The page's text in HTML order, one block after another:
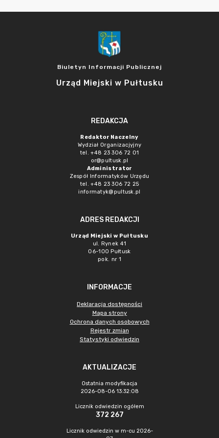
Biuletyn Informacji Publicznej
Urząd Miejski w Pułtusku
REDAKCJA
Redaktor Naczelny
Wydział Organizacjyjny
tel. +48 23 306 72 01
or@pultusk.pl
Administrator
Zespół Informatyków Urzędu
tel. +48 23 306 72 25
informatyk@pultusk.pl
ADRES REDAKCJI
Urząd Miejski w Pułtusku
ul. Rynek 41
06-100 Pułtusk
pok. nr 1
INFORMACJE
Deklaracja dostępności
Mapa strony
Ochrona danych osobowych
Rejestr zmian
Statystyki odwiedzin
AKTUALIZACJE
Ostatnia modyfikacja
2026-08-06 13:32:08
Licznik odwiedzin ogółem
372 267
Licznik odwiedzin w m-cu 2026-